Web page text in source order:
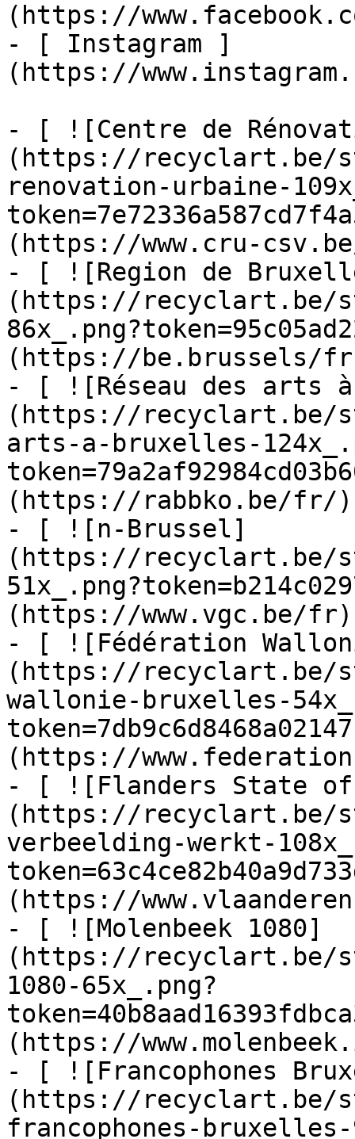
(https://
- [ Instagram ]
(https://
- [ ![Centre de
(https://recyclart.be/
renovation-urbaine-
(https://www.cru-
- [ ![Region de
(https://recyclart.be/
(https://be.brussels/
- [ ![Réseau des arts
(https://recyclart.be/
arts-a-bruxelles-
(https://rabbko.be/fr/)
- [ ![n-Brussel]
(https://recyclart.be/
(https://www.vgc.be/fr)
- [ ![Fédération
(https://recyclart.be/
wallonie-bruxelles-
(https://
- [ ![Flanders State
(https://recyclart.be/
verbeelding-werkt-
(https://
- [ ![Molenbeek 1080]
(https://recyclart.be/
1080-65x_.png?
(https://
- [ ![Francophones
(https://recyclart.be/
francophones-bruxelles-